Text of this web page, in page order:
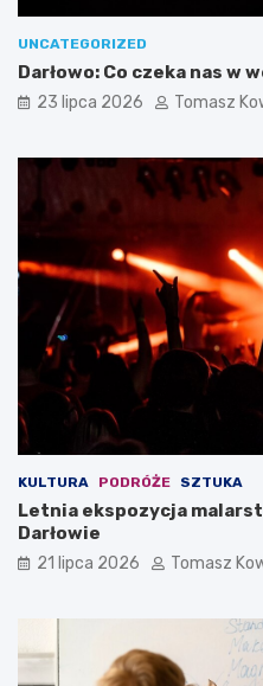
UNCATEGORIZED
Darłowo: Co czeka nas w
23 lipca 2026 Tomasz
KULTURA PODRÓŻE SZTUKA
Letnia ekspozycja
Darłowie
21 lipca 2026 Tomasz